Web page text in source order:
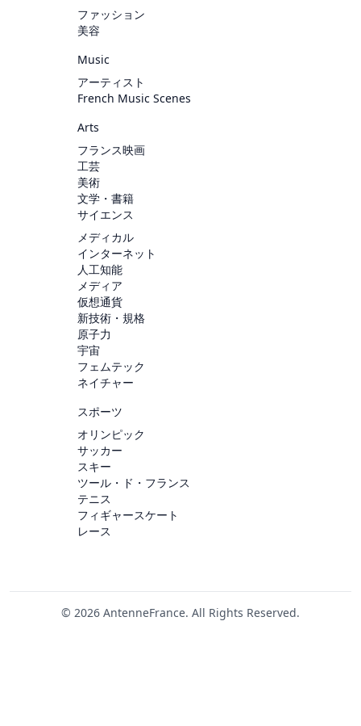
ファッション
美容
Music
アーティスト
French Music Scenes
Arts
フランス映画
工芸
美術
文学・書籍
サイエンス
メディカル
インターネット
人工知能
メディア
仮想通貨
新技術・規格
原子力
宇宙
フェムテック
ネイチャー
スポーツ
オリンピック
サッカー
スキー
ツール・ド・フランス
テニス
フィギャースケート
レース
© 2026 AntenneFrance. All Rights Reserved.